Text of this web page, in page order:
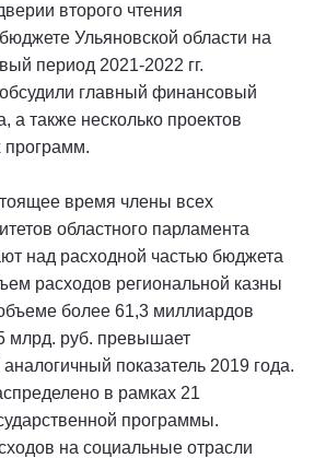
второго чтения
Ульяновской области на
период 2021-2022 гг.
главный финансовый
а также несколько проектов
программ.
время члены всех
областного парламента
над расходной частью бюджета
расходов региональной казны
более 61,3 миллиардов
млрд. руб. превышает
показатель 2019 года.
в рамках 21
программы.
на социальные отрасли